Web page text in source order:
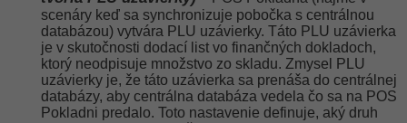
scenáry keď sa synchronizuje pobočka s centrálnou
databázou) vytvára PLU uzávierky. Táto PLU uzávierka
je v skutočnosti dodací list vo finančných dokladoch,
ktorý neodpisuje množstvo zo skladu. Zmysel PLU
uzávierky je, že táto uzávierka sa prenáša do centrálnej
databázy, aby centrálna databáza vedela čo sa na POS
Pokladni predalo. Toto nastavenie definuje, aký druh